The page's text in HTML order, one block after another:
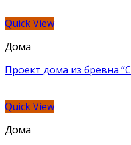
Quick View
Дома
Проект дома из бревна
Quick View
Дома